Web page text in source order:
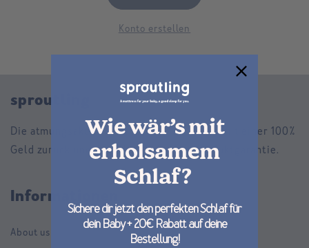
Konto erstellen
sproutling
Die atmungsaktive Matratze für dein Kind mit einer 100%
Geld zurück und einer lebenslangen Produktgarantie.
Informationen
About us
Wie wär’s mit
erholsamem
Schlaf?
Sichere dir jetzt den perfekten Schlaf für
dein Baby + 20€ Rabatt auf deine
Bestellung!